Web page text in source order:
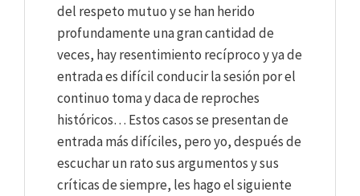
del respeto mutuo y se han herido
profundamente una gran cantidad de
veces, hay resentimiento recíproco y ya de
entrada es difícil conducir la sesión por el
continuo toma y daca de reproches
históricos… Estos casos se presentan de
entrada más difíciles, pero yo, después de
escuchar un rato sus argumentos y sus
críticas de siempre, les hago el siguiente